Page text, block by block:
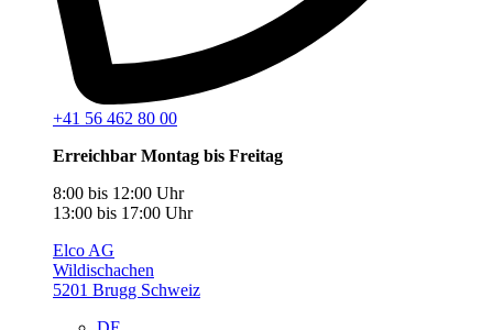
+41 56 462 80 00
Erreichbar Montag bis Freitag
8:00 bis 12:00 Uhr
13:00 bis 17:00 Uhr
Elco AG
Wildischachen
5201 Brugg Schweiz